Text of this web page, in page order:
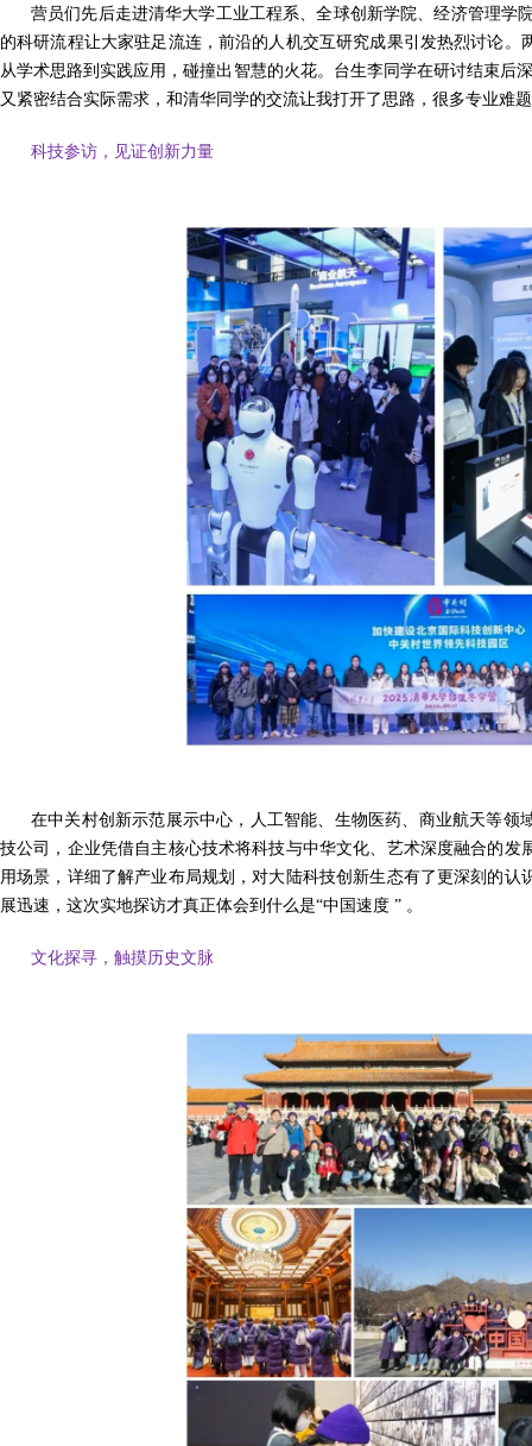
营员们先后走进清华大学工业工程系、全球创新学院、经济管理学
的科研流程让大家驻足流连，前沿的人机交互研究成果引发热烈讨论
从学术思路到实践应用，碰撞出智慧的火花。台生李同学在研讨结束后
又紧密结合实际需求，和清华同学的交流让我打开了思路，很多专业难
科技参访，见证创新力量
在中关村创新示范展示中心，人工智能、生物医药、商业航天等领
技公司，企业凭借自主核心技术将科技与中华文化、艺术深度融合的
用场景，详细了解产业布局规划，对大陆科技创新生态有了更深刻的
展迅速，这次实地探访才真正体会到什么是“中国速度 ” 。
文化探寻，触摸历史文脉